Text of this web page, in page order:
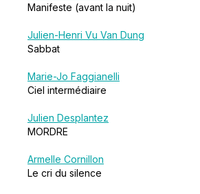
Manifeste (avant la nuit)
Julien-Henri Vu Van Dung
Sabbat
Marie-Jo Faggianelli
Ciel intermédiaire
Julien Desplantez
MORDRE
Armelle Cornillon
Le cri du silence